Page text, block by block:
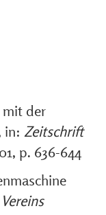
mit der
in: Zeitschrift
p. 636-644